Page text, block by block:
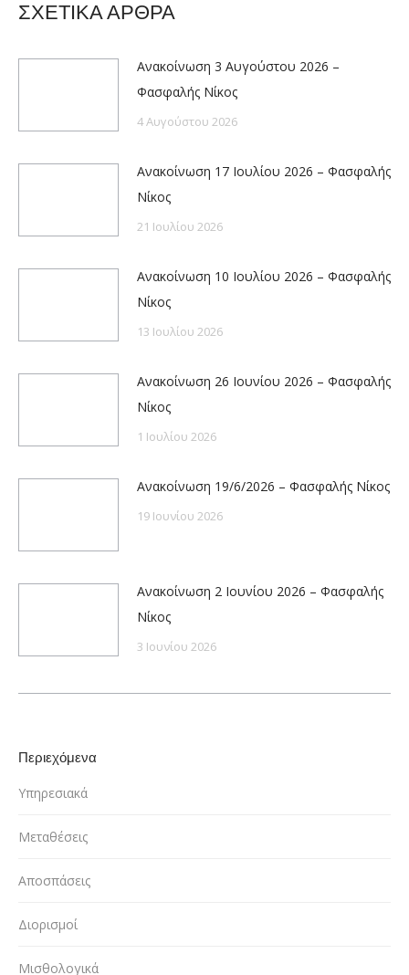
ΣΧΕΤΙΚΑ ΑΡΘΡΑ
Ανακοίνωση 3 Αυγούστου 2026 –
Φασφαλής Νίκος
4 Αυγούστου 2026
Ανακοίνωση 17 Ιουλίου 2026 – Φασφαλής
Νίκος
21 Ιουλίου 2026
Ανακοίνωση 10 Ιουλίου 2026 – Φασφαλής
Νίκος
13 Ιουλίου 2026
Ανακοίνωση 26 Ιουνίου 2026 – Φασφαλής
Νίκος
1 Ιουλίου 2026
Ανακοίνωση 19/6/2026 – Φασφαλής Νίκος
19 Ιουνίου 2026
Ανακοίνωση 2 Ιουνίου 2026 – Φασφαλής
Νίκος
3 Ιουνίου 2026
Περιεχόμενα
Υπηρεσιακά
Μεταθέσεις
Αποσπάσεις
Διορισμοί
Μισθολογικά